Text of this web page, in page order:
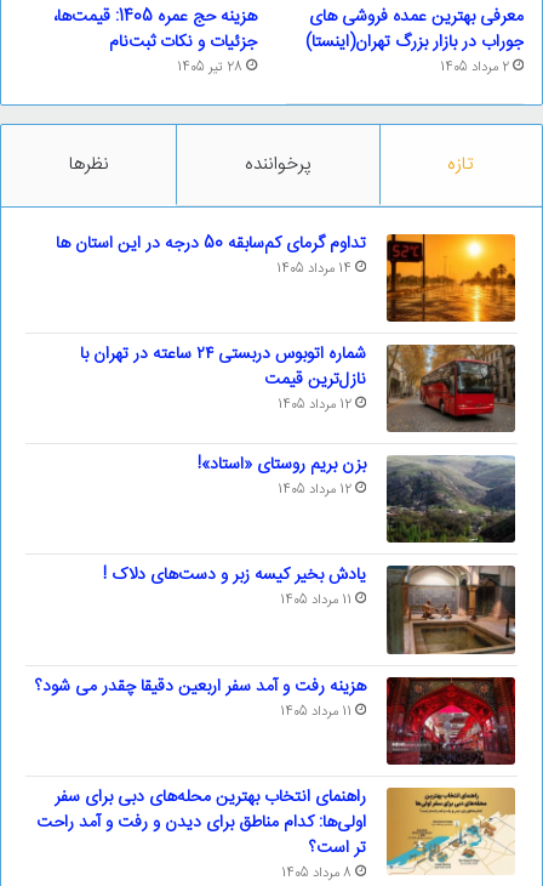
معرفی بهترین عمده فروشی های
جوراب در بازار بزرگ تهران(اینستا)
2 مرداد 1405
هزینه حج عمره 1405: قیمت‌ها،
جزئیات و نکات ثبت‌نام
28 تیر 1405
تازه پرخواننده نظرها
تداوم گرمای کم‌سابقه 50 درجه در این استان ها
14 مرداد 1405
شماره اتوبوس دربستی ۲۴ ساعته در تهران با
نازل‌ترین قیمت
12 مرداد 1405
بزن بریم روستای «استاد»!
12 مرداد 1405
یادش بخیر کیسه‌ زبر و دست‌های دلاک !
11 مرداد 1405
هزینه رفت و آمد سفر اربعین دقیقا چقدر می شود؟
11 مرداد 1405
راهنمای انتخاب بهترین محله‌های دبی برای سفر
اولی‌ها: کدام مناطق برای دیدن و رفت و آمد راحت
تر است؟
8 مرداد 1405